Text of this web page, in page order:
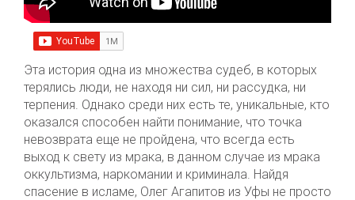
Эта история одна из множества судеб, в которых
терялись люди, не находя ни сил, ни рассудка, ни
терпения. Однако среди них есть те, уникальные, кто
оказался способен найти понимание, что точка
невозврата еще не пройдена, что всегда есть
выход к свету из мрака, в данном случае из мрака
оккультизма, наркомании и криминала. Найдя
спасение в исламе, Олег Агапитов из Уфы не просто